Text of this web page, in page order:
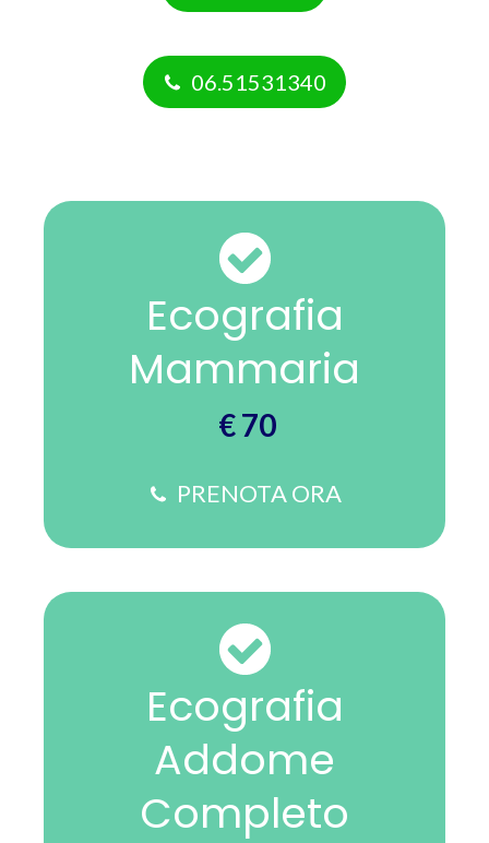
06.51531340
Ecografia
Mammaria
€ 70
PRENOTA ORA
Ecografia
Addome
Completo